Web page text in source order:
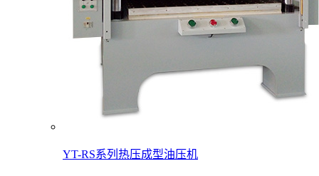
YT-RS系列热压成型油压机